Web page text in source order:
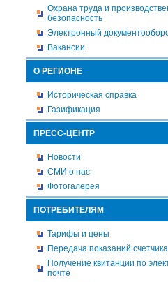
Охрана труда и
безопасность
Электронный
Вакансии
О РЕГИОНЕ
Историческая справка
Газификация
ПРЕСС-ЦЕНТР
Новости
СМИ о нас
Фотогалерея
ПОТРЕБИТЕЛЯМ
Тарифы и цены
Передача показаний счетчика
Получение квитанции по
почте